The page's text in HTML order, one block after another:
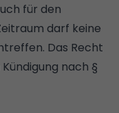
für den
darf keine
Das Recht
nach §